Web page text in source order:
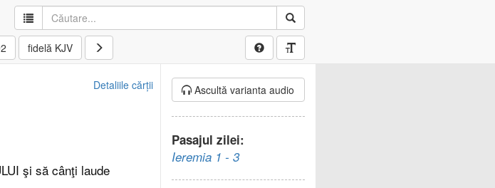
fidelă KJV
Detaliile cărții
şi să cânţi laude
Ascultă varianta audio
Pasajul zilei:
Ieremia 1 - 3